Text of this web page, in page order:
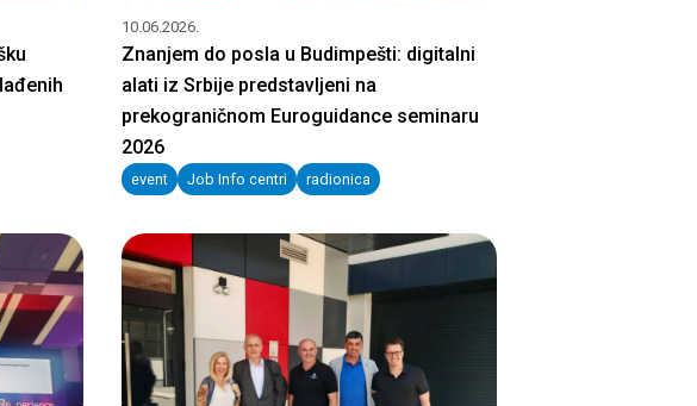
10.06.2026.
Znanjem do posla u Budimpešti: digitalni
alati iz Srbije predstavljeni na
prekograničnom Euroguidance seminaru
2026
event Job Info centri radionica